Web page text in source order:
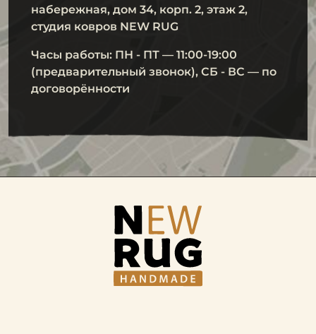
набережная, дом 34, корп. 2, этаж 2,
студия ковров NEW RUG
Часы работы: ПН - ПТ — 11:00-19:00
(предварительный звонок), СБ - ВС — по
договорённости